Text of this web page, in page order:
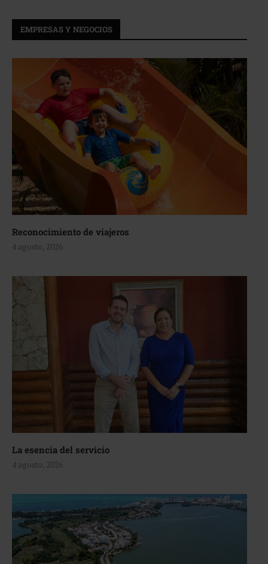
EMPRESAS Y NEGOCIOS
Reconocimiento de viajeros
4 agosto, 2026
La esencia del servicio
4 agosto, 2026